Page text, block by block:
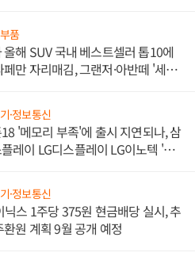
품
올해 SUV 국내 베스트셀러 톱10에
페만 자리매김, 그랜저·아반떼 '세단
·정보통신
'메모리 부족'에 출시 지연되나, 삼
레이 LG디스플레이 LG이노텍 '탈
·정보통신
닉스 1주당 375원 현금배당 실시, 추
환원 계획 9월 공개 예정